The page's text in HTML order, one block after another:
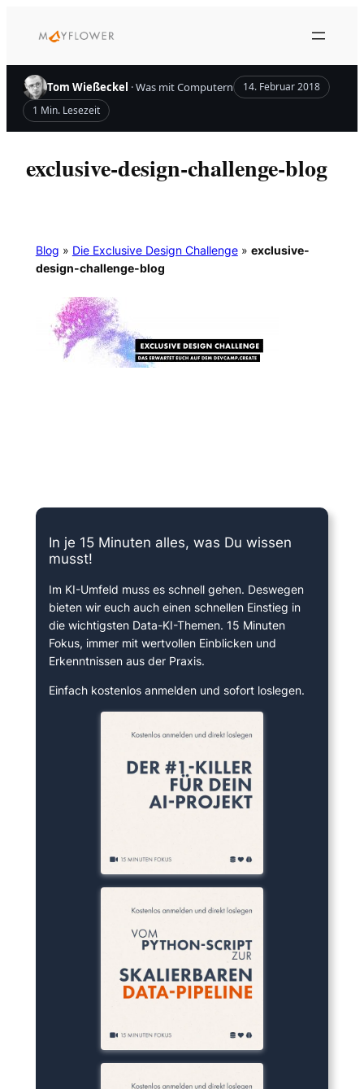
Inhalt
Tom Wießeckel · Was mit Computern
14. Februar 2018
1 Min. Lesezeit
exclusive-design-challenge-blog
Blog » Die Exclusive Design Challenge» exclusive-
design-challenge-blog
In je 15 Minuten alles, was Du wissen
musst!
Im KI-Umfeld muss es schnell gehen. Deswegen
bieten wir euch auch einen schnellen Einstieg in
die wichtigsten Data-KI-Themen. 15 Minuten
Fokus, immer mit wertvollen Einblicken und
Erkenntnissen aus der Praxis.
Einfach kostenlos anmelden und sofort loslegen.